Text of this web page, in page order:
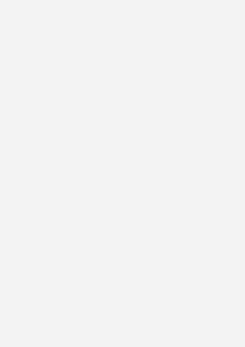
Problem mit dem
Sie regelmäßig von uns
und Neuigkeiten, gebündelt und